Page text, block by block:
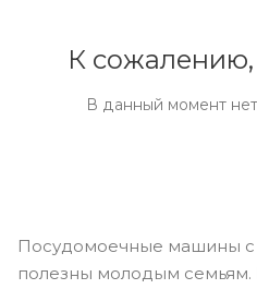
К сожалению,
В данный момент
Посудомоечные машины с
полезны молодым семьям.